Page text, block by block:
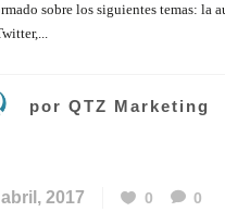
sobre los siguientes temas: la
por QTZ Marketing
2017 0
0